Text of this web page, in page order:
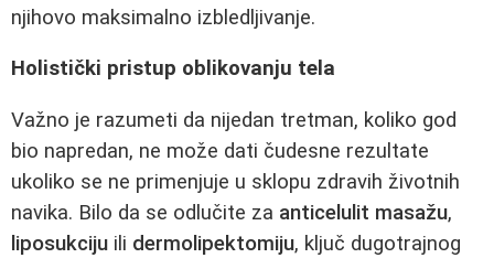
njihovo maksimalno izbledljivanje.
Holistički pristup oblikovanju tela
Važno je razumeti da nijedan tretman, koliko god
bio napredan, ne može dati čudesne rezultate
ukoliko se ne primenjuje u sklopu zdravih životnih
navika. Bilo da se odlučite za anticelulit masažu,
liposukciju ili dermolipektomiju, ključ dugotrajnog